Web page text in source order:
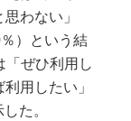
わない」
）という結
「ぜひ利用し
用したい」
た。